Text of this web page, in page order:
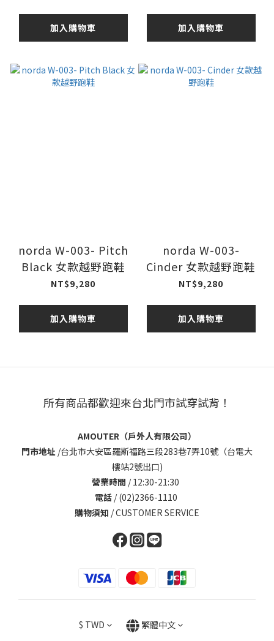
加入購物車 加入購物車
norda W-003- Pitch
Black 女款越野跑鞋
NT$9,280
加入購物車
norda W-003-
Cinder 女款越野跑鞋
NT$9,280
加入購物車
所有商品都歡迎來台北門市試穿試背！
AMOUTER（戶外人有限公司）
門市地址 /台北市大安區羅斯福路三段283巷7弄10號（台電大
樓站2號出口)
營業時間 / 12:30-21:30
電話 / (02)2366-1110
購物須知 /CUSTOMER SERVICE
$ TWD 繁體中文